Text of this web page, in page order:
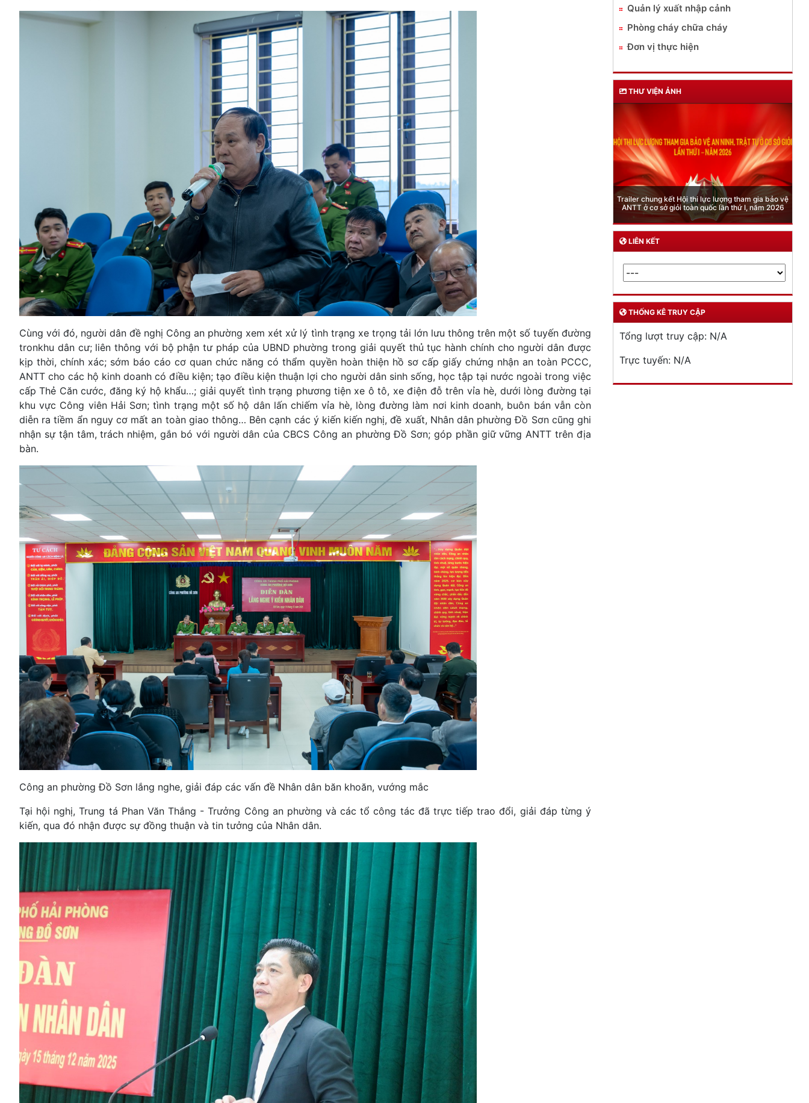
Cùng với đó, người dân đề nghị Công an phường xem xét xử lý tình trạng xe trọng tải lớn lưu thông trên một số tuyến đường
tronkhu dân cư; liên thông với bộ phận tư pháp của UBND phường trong giải quyết thủ tục hành chính cho người dân được
kịp thời, chính xác; sớm báo cáo cơ quan chức năng có thẩm quyền hoàn thiện hồ sơ cấp giấy chứng nhận an toàn PCCC,
ANTT cho các hộ kinh doanh có điều kiện; tạo điều kiện thuận lợi cho người dân sinh sống, học tập tại nước ngoài trong việc
cấp Thẻ Căn cước, đăng ký hộ khẩu…; giải quyết tình trạng phương tiện xe ô tô, xe điện đỗ trên vỉa hè, dưới lòng đường tại
khu vực Công viên Hải Sơn; tình trạng một số hộ dân lấn chiếm vỉa hè, lòng đường làm nơi kinh doanh, buôn bán vẫn còn
diễn ra tiềm ẩn nguy cơ mất an toàn giao thông… Bên cạnh các ý kiến kiến nghị, đề xuất, Nhân dân phường Đồ Sơn cũng ghi
nhận sự tận tâm, trách nhiệm, gắn bó với người dân của CBCS Công an phường Đồ Sơn; góp phần giữ vững ANTT trên địa
bàn.
Công an phường Đồ Sơn lắng nghe, giải đáp các vấn đề Nhân dân băn khoăn, vướng mắc
Tại hội nghị, Trung tá Phan Văn Thắng - Trưởng Công an phường và các tổ công tác đã trực tiếp trao đổi, giải đáp từng ý
kiến, qua đó nhận được sự đồng thuận và tin tưởng của Nhân dân.
Quản lý xuất nhập cảnh
Phòng cháy chữa cháy
Đơn vị thực hiện
THƯ VIỆN ẢNH
Phòng Quản lý xuất nhập cảnh: Hướng dẫn những
quy định mới trong lĩnh vực xuất cảnh, nhập cảnh
của công dân việt nam từ ngày 01/7/2026
LIÊN KẾT
THỐNG KÊ TRUY CẬP
Tổng lượt truy cập: N/A
Trực tuyến: N/A